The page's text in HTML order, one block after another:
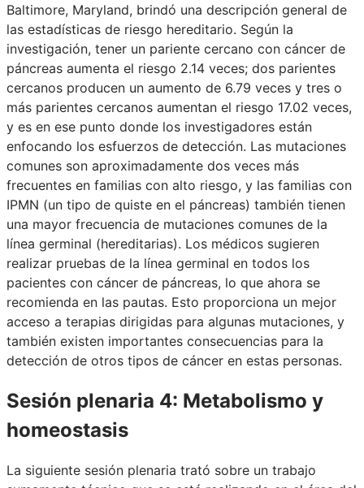
Baltimore, Maryland, brindó una descripción general de
las estadísticas de riesgo hereditario. Según la
investigación, tener un pariente cercano con cáncer de
páncreas aumenta el riesgo 2.14 veces; dos parientes
cercanos producen un aumento de 6.79 veces y tres o
más parientes cercanos aumentan el riesgo 17.02 veces,
y es en ese punto donde los investigadores están
enfocando los esfuerzos de detección. Las mutaciones
comunes son aproximadamente dos veces más
frecuentes en familias con alto riesgo, y las familias con
IPMN (un tipo de quiste en el páncreas) también tienen
una mayor frecuencia de mutaciones comunes de la
línea germinal (hereditarias). Los médicos sugieren
realizar pruebas de la línea germinal en todos los
pacientes con cáncer de páncreas, lo que ahora se
recomienda en las pautas. Esto proporciona un mejor
acceso a terapias dirigidas para algunas mutaciones, y
también existen importantes consecuencias para la
detección de otros tipos de cáncer en estas personas.
Sesión plenaria 4: Metabolismo y
homeostasis
La siguiente sesión plenaria trató sobre un trabajo